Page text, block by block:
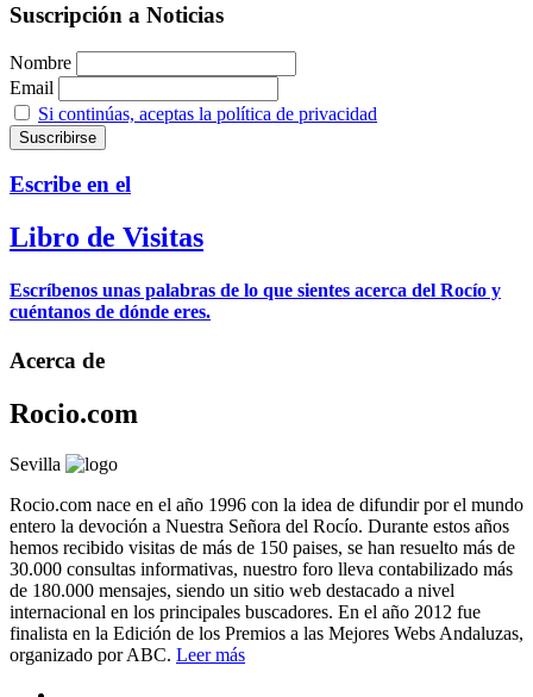
Suscripción a Noticias
Nombre
Email
Si continúas, aceptas la política de privacidad
Escribe en el
Libro de Visitas
Escríbenos unas palabras de lo que sientes acerca del Rocío y
cuéntanos de dónde eres.
Acerca de
Rocio.com
Sevilla
Rocio.com nace en el año 1996 con la idea de difundir por el mundo
entero la devoción a Nuestra Señora del Rocío. Durante estos años
hemos recibido visitas de más de 150 paises, se han resuelto más de
30.000 consultas informativas, nuestro foro lleva contabilizado más
de 180.000 mensajes, siendo un sitio web destacado a nivel
internacional en los principales buscadores. En el año 2012 fue
finalista en la Edición de los Premios a las Mejores Webs Andaluzas,
organizado por ABC. Leer más